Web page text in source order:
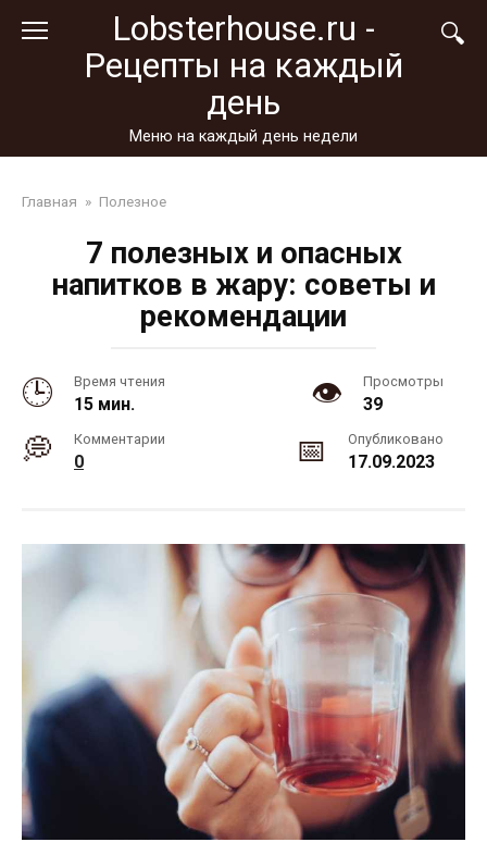
Lobsterhouse.ru -
Рецепты на каждый
день
Меню на каждый день недели
Главная » Полезное
7 полезных и опасных
напитков в жару: советы и
рекомендации
Время чтения
15 мин.
Просмотры
39
Комментарии
0
Опубликовано
17.09.2023